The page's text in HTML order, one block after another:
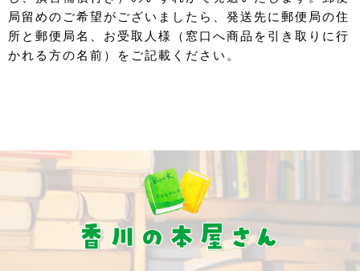
局留めのご希望がございましたら、発送先に郵便局の住
所と郵便局名、お受取人様（窓口へ商品を引き取りに行
かれる方の名前）をご記載ください。